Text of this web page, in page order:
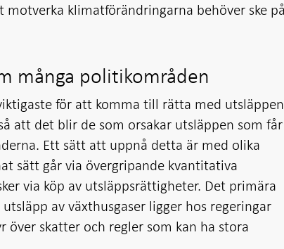
klimatförändringarna behöver ske
många politikområden
för att komma till rätta med utsläppen
att det blir de som orsakar utsläppen som får
Ett sätt att uppnå detta är med olika
sätt går via övergripande kvantitativa
via köp av utsläppsrättigheter. Det primära
av växthusgaser ligger hos regeringar
skatter och regler som kan ha stora